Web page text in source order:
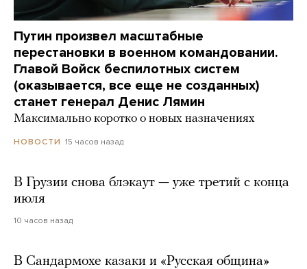
Путин произвел масштабные
перестановки в военном командовании.
Главой Войск беспилотных систем
(оказывается, все еще не созданных)
станет генерал Денис Лямин
Максимально коротко о новых назначениях
НОВОСТИ 15 часов назад
В Грузии снова блэкаут — уже третий с конца
июля
10 часов назад
В Сандармохе казаки и «Русская община»